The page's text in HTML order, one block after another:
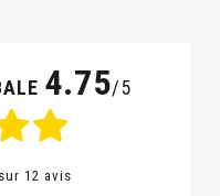
4.75/5
12 avis